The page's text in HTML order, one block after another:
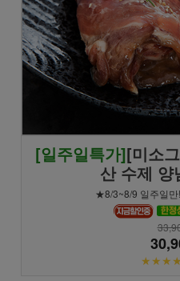
[일주일특가][미소
산 수제 양
★8/3~8/9 일주일만